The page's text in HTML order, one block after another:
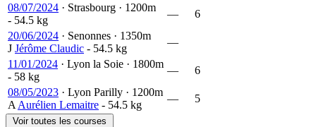
08/07/2024 · Strasbourg · 1200m
- 54.5 kg
—
6
20/06/2024 · Senonnes · 1350m
J Jérôme Claudic - 54.5 kg
—
11/01/2024 · Lyon la Soie · 1800m
- 58 kg
—
6
08/05/2023 · Lyon Parilly · 1200m
A Aurélien Lemaitre - 54.5 kg
— 5
Voir toutes les courses